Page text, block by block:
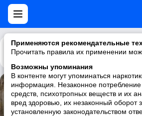
Применяются рекомендательные
Прочитать правила их применении
Возможны упоминания
В контенте могут упоминаться
информация. Незаконное потребление
средств, психотропных веществ и их
вред здоровью, их незаконный оборот
установленную законодательством
Каталог Рекомендации
Rosa Marcet Oriens
Liva